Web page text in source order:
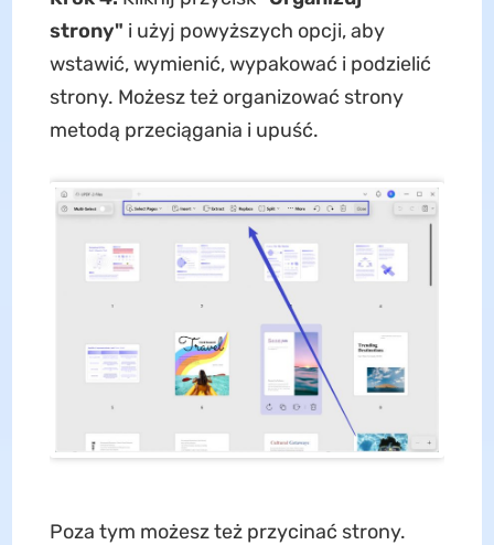
strony" i użyj powyższych opcji, aby
wstawić, wymienić, wypakować i podzielić
strony. Możesz też organizować strony
metodą przeciągania i upuść.
Poza tym możesz też przycinać strony.